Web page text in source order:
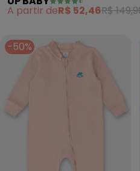
Cursores (Azul)
A partir deR$ 52,46R$
-50%